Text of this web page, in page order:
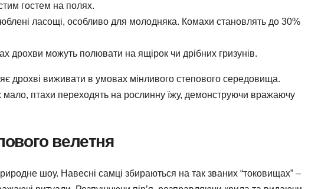
гостем на полях.
ласощі, особливо для молодняка. Комахи становлять до 30%
дрохви можуть полювати на ящірок чи дрібних гризунів.
дрохві виживати в умовах мінливого степового середовища.
птахи переходять на рослинну їжу, демонструючи вражаючу
велетня
шоу. Навесні самці збираються на так званих “токовищах” –